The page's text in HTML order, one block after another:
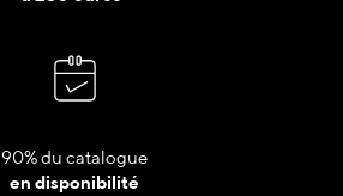
90% du catalogue
en disponibilité